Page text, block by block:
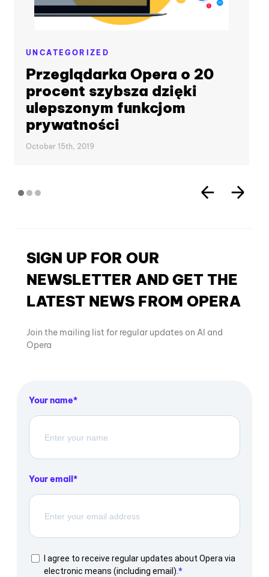
UNCATEGORIZED
Przeglądarka Opera o 20
procent szybsza dzięki
ulepszonym funkcjom
prywatności
October 15th, 2019
SIGN UP FOR OUR
NEWSLETTER AND GET THE
LATEST NEWS FROM OPERA
Join the mailing list for regular updates on AI and
Opera
Your name
Your email
I agree to receive regular updates about Opera via
electronic means (including email).